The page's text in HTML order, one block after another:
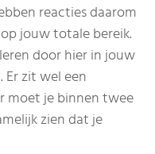
reacties daarom
jouw totale bereik.
door hier in jouw
zit wel een
moet je binnen twee
zien dat je